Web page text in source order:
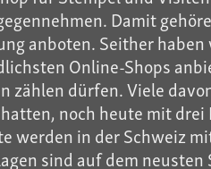
Damit
anboten. Seither
Online-Shops
zählen dürfen. Viele
noch heute mit
werden in der Schweiz
sind auf dem